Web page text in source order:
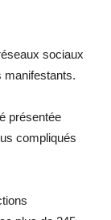
sociaux
manifestants.
présentée
compliqués